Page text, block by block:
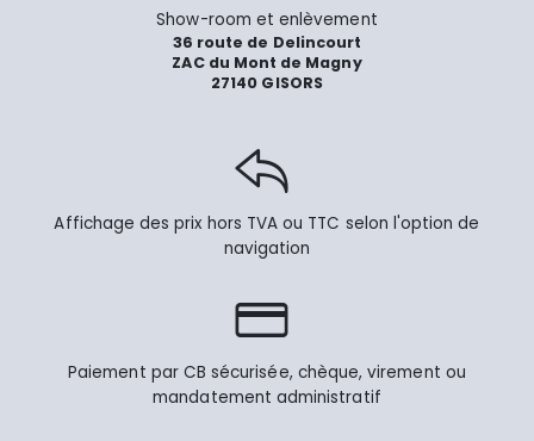
Show-room et enlèvement
36 route de Delincourt
ZAC du Mont de Magny
27140 GISORS
Affichage des prix hors TVA ou TTC selon l'option de
navigation
Paiement par CB sécurisée, chèque, virement ou
mandatement administratif